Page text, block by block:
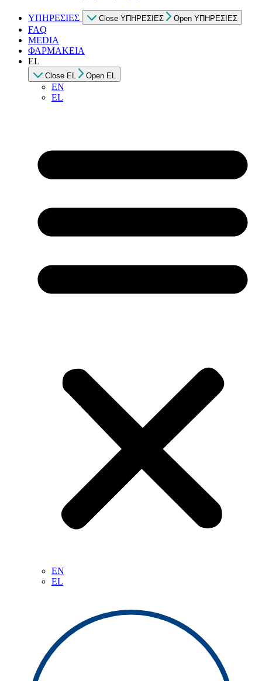
ΥΠΗΡΕΣΙΕΣ Close ΥΠΗΡΕΣΙΕΣ Open ΥΠΗΡΕΣΙΕΣ
FAQ
MEDIA
ΦΑΡΜΑΚΕΙΑ
EL
Close EL Open EL
EN
EL
EN
EL